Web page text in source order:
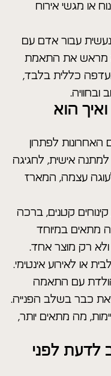
או מגשי אירוח
עבור אדם עם
מראש את התאמת
כללית בלבד,
הוא
לפתרון
למתנה אישית, לחגיגה
עצמה, המארז
קטנים, ברכה
מתאים במיוחד
ולא רק מוצר אחד.
או לאירוע אינטימי.
עם התאמה
זאת כבר בשלב הפנייה.
מה מתאים יותר,
לדעת לפני